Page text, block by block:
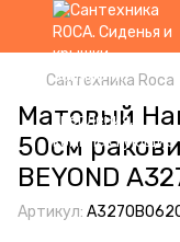
Сантехника Roca
Матовый
50см
BEYOND
Артикул: